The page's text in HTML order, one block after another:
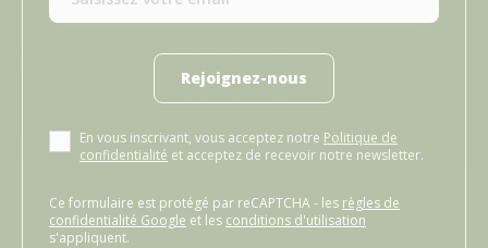
Rejoignez-nous
En vous inscrivant, vous acceptez notre Politique de
confidentialité et acceptez de recevoir notre newsletter.
Ce formulaire est protégé par reCAPTCHA - les règles de
confidentialité Google et les conditions d'utilisation
s'appliquent.